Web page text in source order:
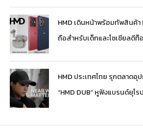
HMD เดินหน้าพร้อมทัพสินค้า
ถือสำหรับเด็กและโซเชียลดี
HMD ประเทศไทย รุกตลาด
“HMD DUB” หูฟังแบรนด์ยุโร